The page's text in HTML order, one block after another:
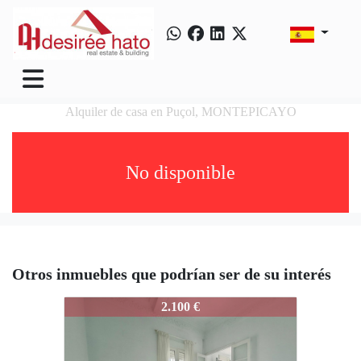
Alquiler de casa en Puçol, MONTEPICAYO
No disponible
Otros inmuebles que podrían ser de su interés
2.100 €